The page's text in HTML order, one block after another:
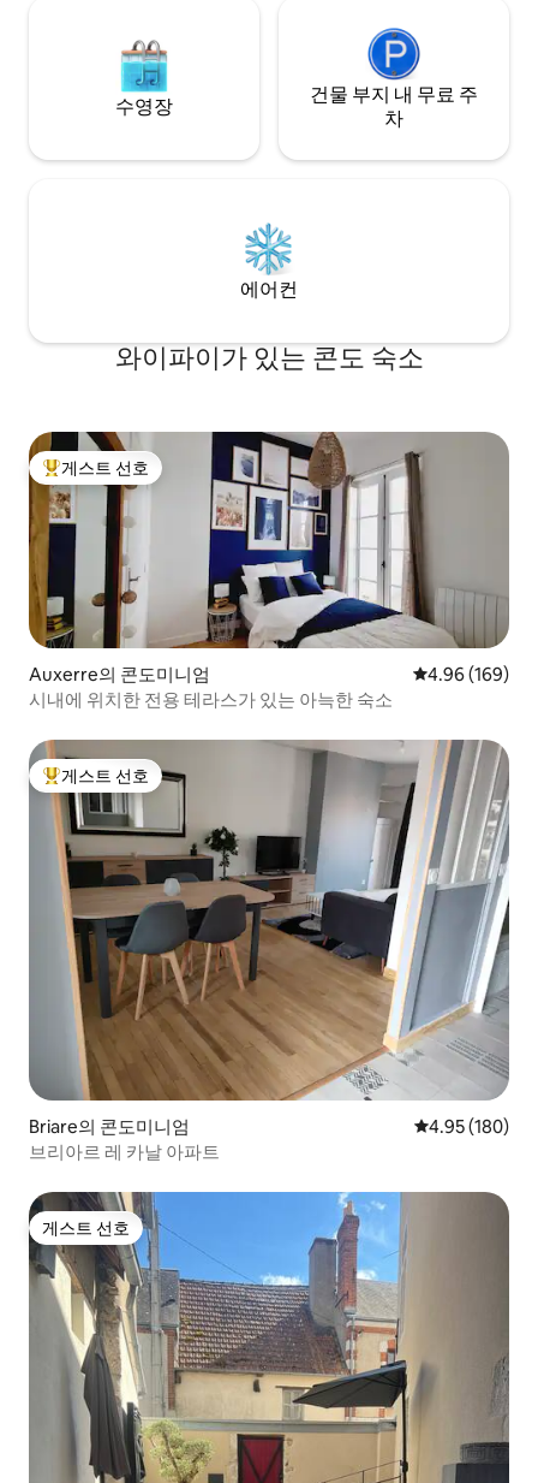
수영장
건물 부지 내 무료 주
차
에어컨
와이파이가 있는 콘도 숙소
상위 게스트 선호
게스트 선호
Auxerre의 콘도미니엄 평점 4.96점(5
4.96 (169)
시내에 위치한 전용 테라스가 있는 아늑한 숙소
상위 게스트 선호
게스트 선호
Briare의 콘도미니엄 평점 4.95점(5
4.95 (180)
브리아르 레 카날 아파트
게스트 선호
게스트 선호